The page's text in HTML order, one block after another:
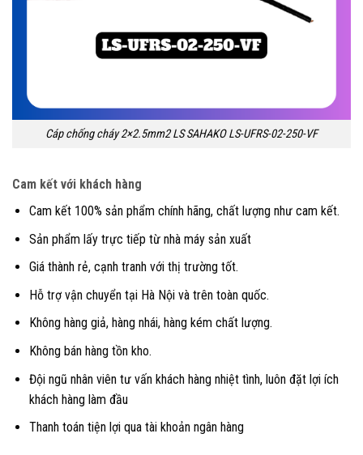
Cáp chống cháy 2×2.5mm2 LS SAHAKO LS-UFRS-02-250-VF
Cam kết với khách hàng
Cam kết 100% sản phẩm chính hãng, chất lượng như cam kết.
Sản phẩm lấy trực tiếp từ nhà máy sản xuất
Giá thành rẻ, cạnh tranh với thị trường tốt.
Hỗ trợ vận chuyển tại Hà Nội và trên toàn quốc.
Không hàng giả, hàng nhái, hàng kém chất lượng.
Không bán hàng tồn kho.
Đội ngũ nhân viên tư vấn khách hàng nhiệt tình, luôn đặt lợi ích
khách hàng làm đầu
Thanh toán tiện lợi qua tài khoản ngân hàng